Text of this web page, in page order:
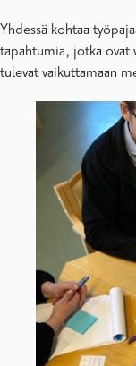
Yhdessä kohtaa
tapahtumia, jotka ovat
tulevat vaikuttamaan